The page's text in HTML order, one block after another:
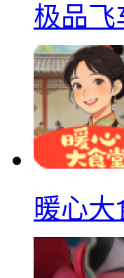
极品飞
暖心大